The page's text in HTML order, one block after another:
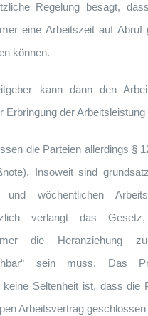
Regelung besagt,
eine Arbeitszeit auf
können.
kann dann den
Erbringung der Arbeitsleistung
die Parteien allerdings §
Insoweit sind
und wöchentlichen
verlangt das
die Heranziehung
sein muss. Das
keine Seltenheit ist, dass die
Arbeitsvertrag